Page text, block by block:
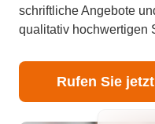
schriftliche Angebote
qualitativ hochwertigen
Rufen Sie